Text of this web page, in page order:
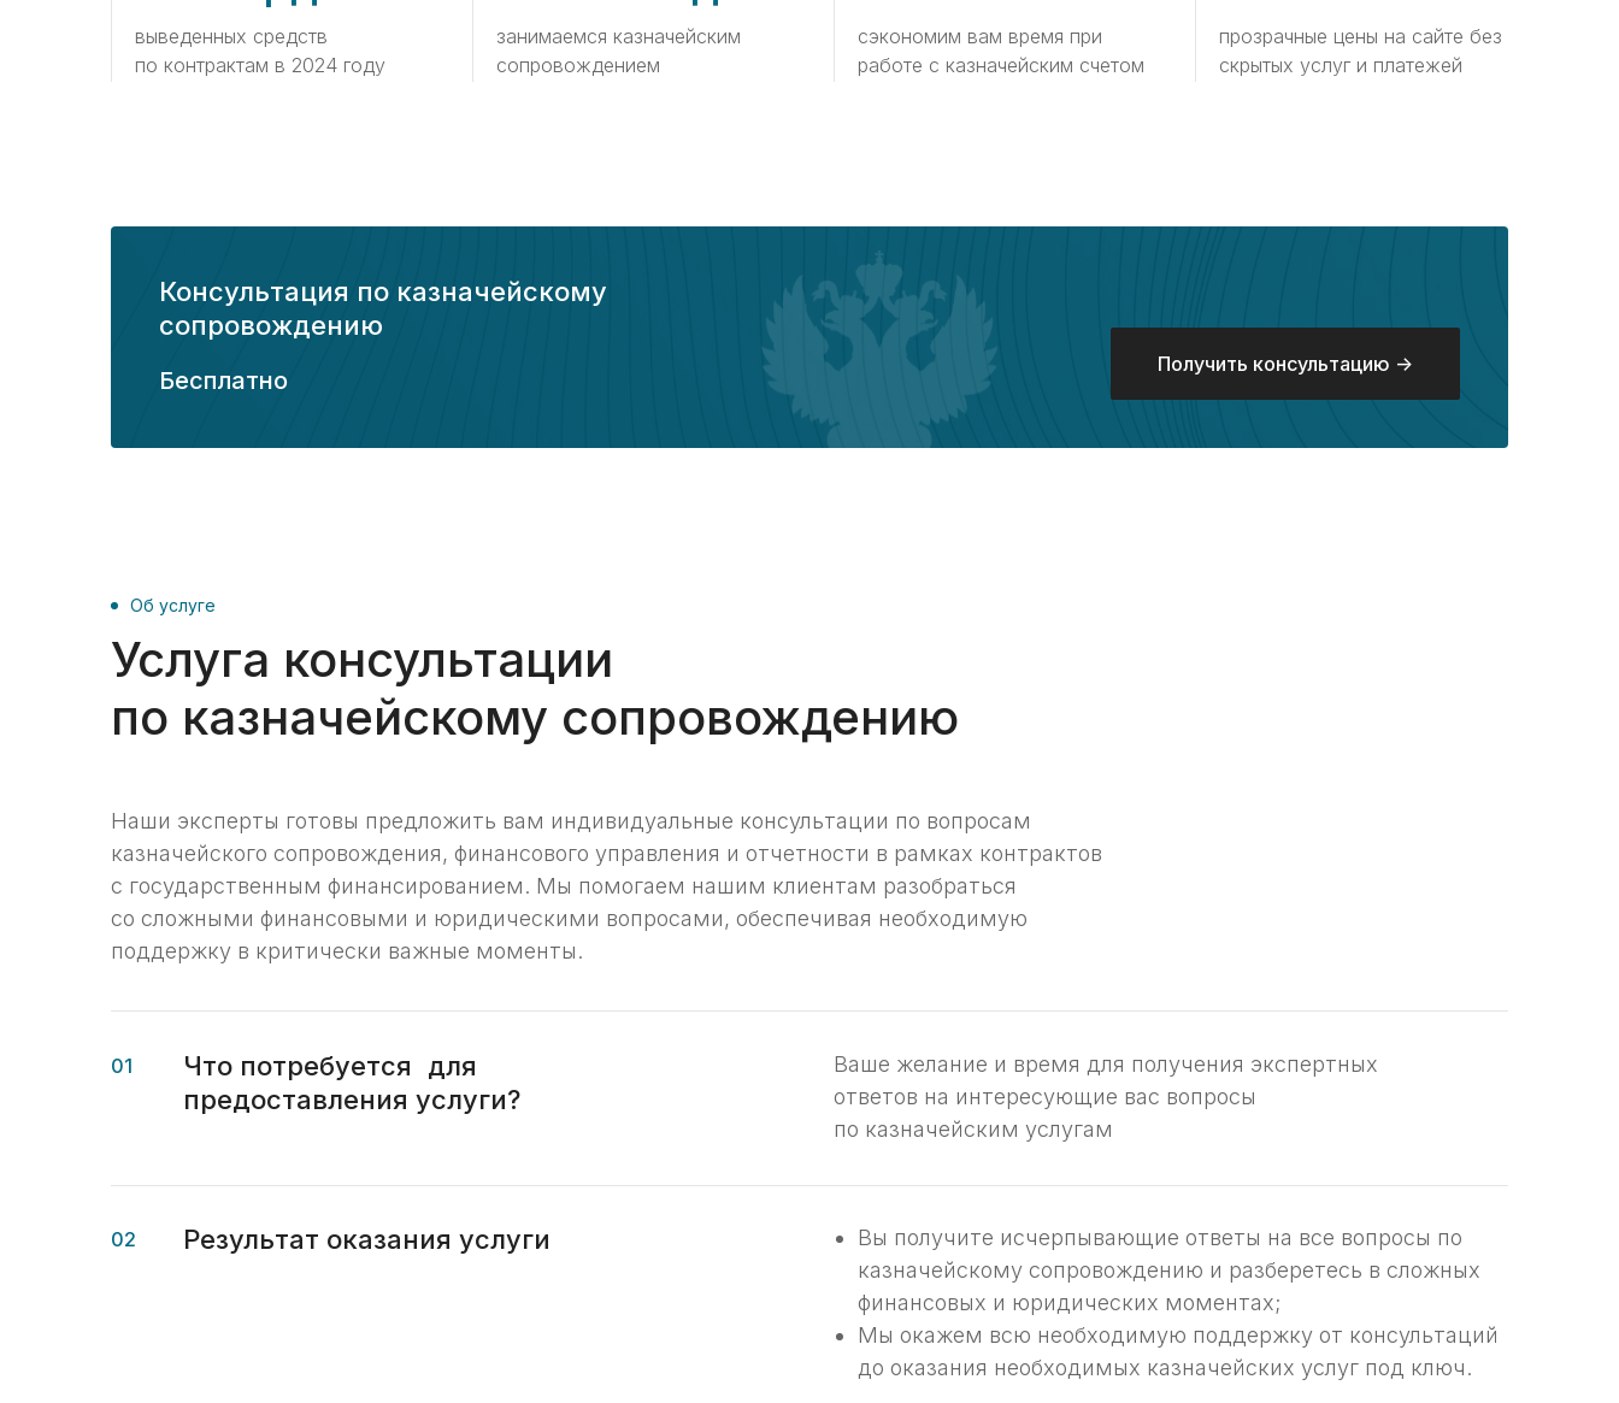
выведенных средств
по контрактам в 2024 году
занимаемся казначейским
сопровождением
сэкономим вам время при
работе с казначейским счетом
прозрачные цены на сайте без
скрытых услуг и платежей
Бесплатно
Консультация по казначейскому
сопровождению
Получить консультацию ->
Услуга консультации
по казначейскому сопровождению
Об услуге
Наши эксперты готовы предложить вам индивидуальные консультации по вопросам
казначейского сопровождения, финансового управления и отчетности в рамках контрактов
с государственным финансированием. Мы помогаем нашим клиентам разобраться
со сложными финансовыми и юридическими вопросами, обеспечивая необходимую
поддержку в критически важные моменты.
Что потребуется для
предоставления услуги?
Ваше желание и время для получения экспертных
ответов на интересующие вас вопросы
по казначейским услугам
Результат оказания услуги
Вы получите исчерпывающие ответы на все вопросы по
казначейскому сопровождению и разберетесь в сложных
финансовых и юридических моментах;
Мы окажем всю необходимую поддержку от консультаций
до оказания необходимых казначейских услуг под ключ.
01
02